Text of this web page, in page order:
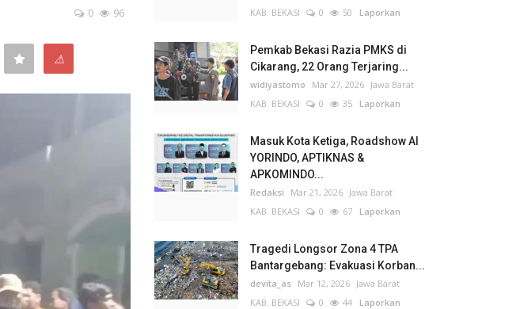
0 96
⚠
KAB. BEKASI
0 50 Laporkan
Pemkab Bekasi Razia PMKS di
Cikarang, 22 Orang Terjaring...
widiyastomo Mar 27, 2026 Jawa Barat
KAB. BEKASI
0 35 Laporkan
Masuk Kota Ketiga, Roadshow AI
YORINDO, APTIKNAS &
APKOMINDO...
Redaksi Mar 21, 2026 Jawa Barat
KAB. BEKASI
0 67 Laporkan
Tragedi Longsor Zona 4 TPA
Bantargebang: Evakuasi Korban...
devita_as Mar 12, 2026 Jawa Barat
KAB. BEKASI
0 44 Laporkan